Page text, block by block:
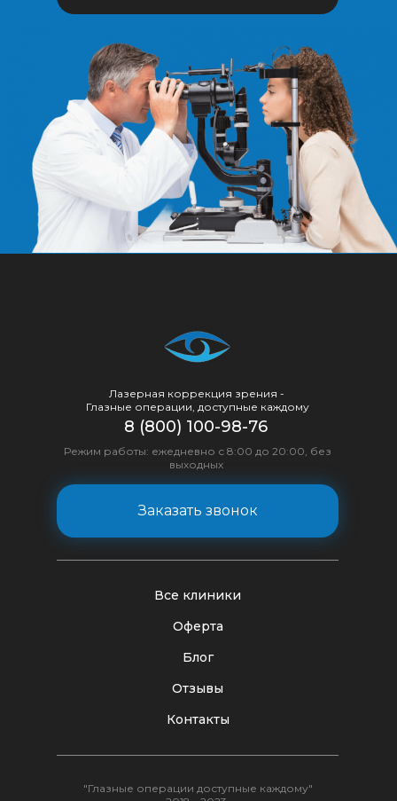
Лазерная коррекция зрения -
Глазные операции, доступные каждому
Оферта
Блог
Все клиники
Отзывы
Контакты
8 (800) 100-98-76
Режим работы: ежедневно с 8:00 до 20:00, без
выходных
Заказать звонок
"Глазные операции доступные каждому"